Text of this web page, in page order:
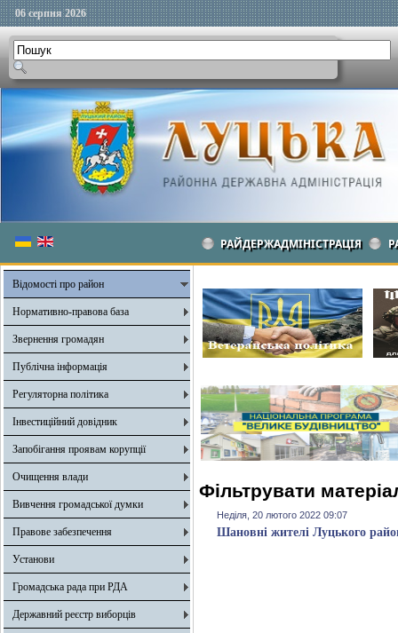
06 серпня 2026
РАЙДЕРЖАДМІНІСТРАЦІЯ
Відомості про район
Нормативно-правова база
Звернення громадян
Публічна інформація
Регуляторна політика
Інвестиційний довідник
Запобігання проявам корупції
Очищення влади
Вивчення громадської думки
Правове забезпечення
Установи
Громадська рада при РДА
Державний реєстр виборців
Фільтрувати
Неділя, 20 лютого 2022 09:07
Шановні жителі Луцького